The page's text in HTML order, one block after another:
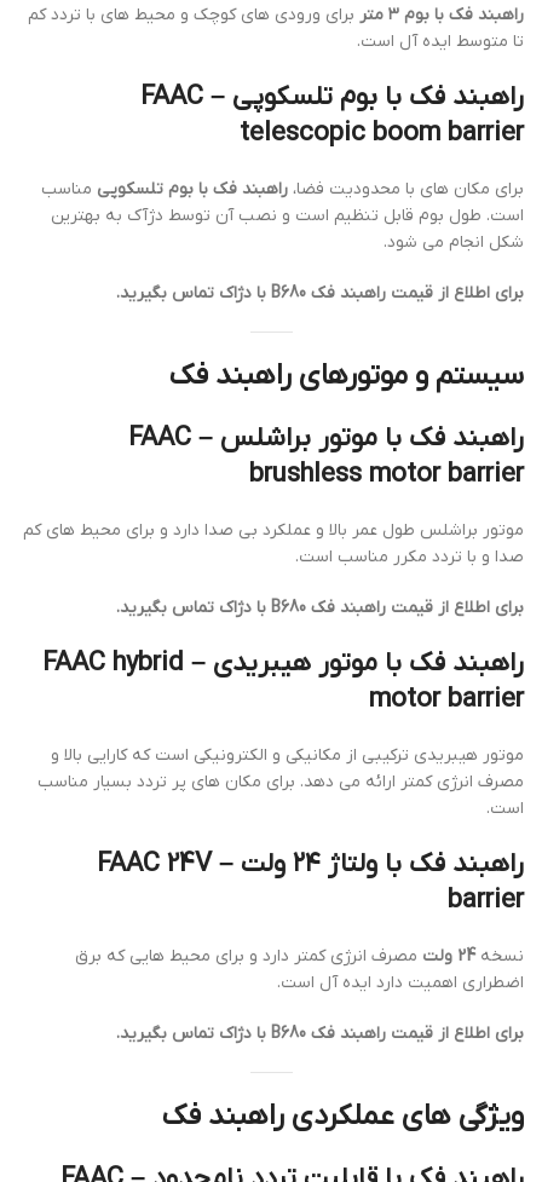
راهبند فک با بوم ۳ متر
برای ورودی های کوچک و محیط های با تردد کم
تا متوسط ایده آل است.
راهبند فک با بوم تلسکوپی – FAAC
telescopic boom barrier
برای مکان های با محدودیت فضا، راهبند فک با بوم تلسکوپی مناسب
است. طول بوم قابل تنظیم است و نصب آن توسط دژآک به بهترین
شکل انجام می شود.
برای اطلاع از قیمت راهبند فک B680 با دژاک تماس بگیرید.
سیستم و موتورهای راهبند فک
راهبند فک با موتور براشلس – FAAC
brushless motor barrier
موتور براشلس طول عمر بالا و عملکرد بی صدا دارد و برای محیط های کم
صدا و با تردد مکرر مناسب است.
برای اطلاع از قیمت راهبند فک B680 با دژاک تماس بگیرید.
راهبند فک با موتور هیبریدی – FAAC hybrid
motor barrier
موتور هیبریدی ترکیبی از مکانیکی و الکترونیکی است که کارایی بالا و
مصرف انرژی کمتر ارائه می دهد. برای مکان های پر تردد بسیار مناسب
است.
راهبند فک با ولتاژ ۲۴ ولت – FAAC 24V
barrier
نسخه24 ولت
مصرف انرژی کمتر دارد و برای محیط هایی که برق
اضطراری اهمیت دارد ایده آل است.
برای اطلاع از قیمت راهبند فک B680 با دژاک تماس بگیرید.
ویژگی های عملکردی راهبند فک